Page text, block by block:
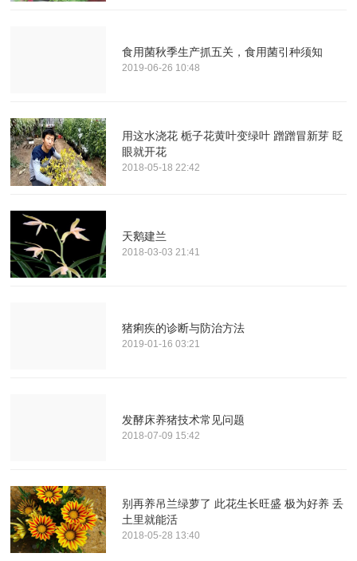
食用菌秋季生产抓五关，食用菌引种须知
2019-06-26 10:48
用这水浇花 栀子花黄叶变绿叶 蹭蹭冒新芽 眨
眼就开花
2018-05-18 22:42
天鹅建兰
2018-03-03 21:41
猪痢疾的诊断与防治方法
2019-01-16 03:21
发酵床养猪技术常见问题
2018-07-09 15:42
别再养吊兰绿萝了 此花生长旺盛 极为好养 丢
土里就能活
2018-05-28 13:40